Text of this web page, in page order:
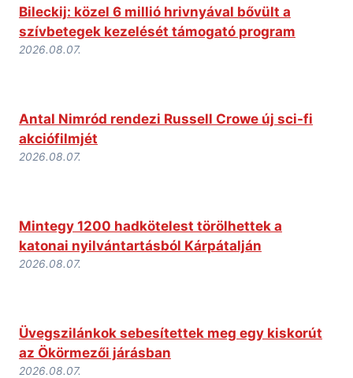
Bileckij: közel 6 millió hrivnyával bővült a
szívbetegek kezelését támogató program
2026.08.07.
Antal Nimród rendezi Russell Crowe új sci-fi
akciófilmjét
2026.08.07.
Mintegy 1200 hadkötelest törölhettek a
katonai nyilvántartásból Kárpátalján
2026.08.07.
Üvegszilánkok sebesítettek meg egy kiskorút
az Ökörmezői járásban
2026.08.07.